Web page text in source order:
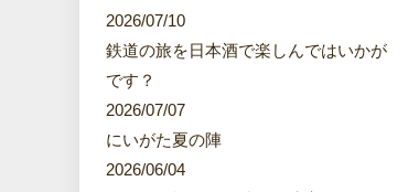
2026/07/10
鉄道の旅を日本酒で楽しんではいかが
です？
2026/07/07
にいがた夏の陣
2026/06/04